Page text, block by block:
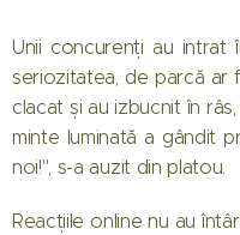
Unii concurenți au
seriozitatea, de parcă ar
clacat și au izbucnit în
minte luminată a gândit
noi!", s-a auzit din platou.
Reacțiile online nu au